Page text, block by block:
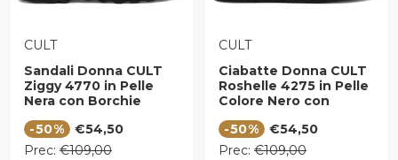
VENDITORE:
CULT
Sandali Donna CULT
Ziggy 4770 in Pelle
Nera con Borchie
-50%
Prezzo di vendita
€54,50
Prezzo regolare
Prec: €109,00
VENDITORE:
CULT
Ciabatte Donna CULT
Roshelle 4275 in Pelle
Colore Nero con
Applicate
-50%
Prezzo di vendita
€54,50
Prezzo regolare
Prec: €109,00